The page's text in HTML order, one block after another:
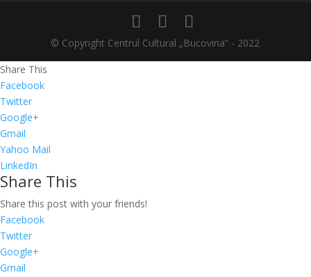
© Copyright Centrul Cultural „Bucovina” - 2022
Share This
Facebook
Twitter
Google+
Gmail
Yahoo Mail
LinkedIn
Share This
Share this post with your friends!
Facebook
Twitter
Google+
Gmail